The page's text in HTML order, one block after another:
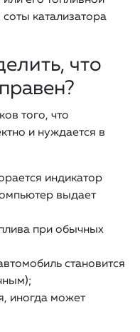
катализатора
что
того, что
и нуждается в
индикатор
выдает
при обычных
становится
иногда может